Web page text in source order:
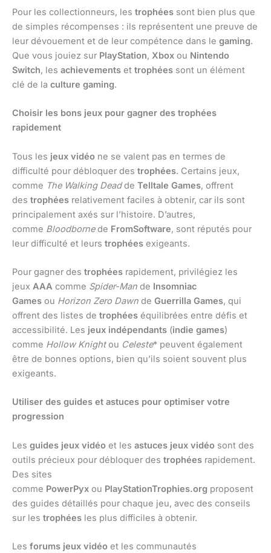
Pour les collectionneurs, les trophées sont bien plus que
de simples récompenses : ils représentent une preuve de
leur dévouement et de leur compétence dans le gaming.
Que vous jouiez sur PlayStation, Xbox ou Nintendo
Switch, les achievements et trophées sont un élément
clé de la culture gaming.
Choisir les bons jeux pour gagner des trophées
rapidement
Tous les jeux vidéo ne se valent pas en termes de
difficulté pour débloquer des trophées. Certains jeux,
comme The Walking Deadde Telltale Games, offrent
des trophées relativement faciles à obtenir, car ils sont
principalement axés sur l’histoire. D’autres,
comme Bloodbornede FromSoftware, sont réputés pour
leur difficulté et leurs trophées exigeants.
Pour gagner des trophées rapidement, privilégiez les
jeux AAA comme Spider-Man de Insomniac
Games ou Horizon Zero Dawn de Guerrilla Games, qui
offrent des listes de trophées équilibrées entre défis et
accessibilité. Les jeux indépendants (indie games)
comme Hollow Knightou Celeste* peuvent également
être de bonnes options, bien qu’ils soient souvent plus
exigeants.
Utiliser des guides et astuces pour optimiser votre
progression
Les guides jeux vidéo et les astuces jeux vidéo sont des
outils précieux pour débloquer des trophées rapidement.
Des sites
comme PowerPyx ou PlayStationTrophies.org proposent
des guides détaillés pour chaque jeu, avec des conseils
sur les trophées les plus difficiles à obtenir.
Les forums jeux vidéo et les communautés